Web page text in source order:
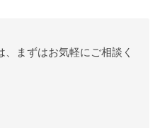
まずはお気軽にご相談く